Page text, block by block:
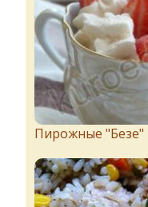
Пирожныe "Бeзe"